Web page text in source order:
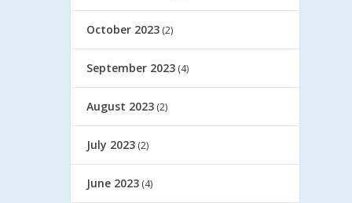
October 2023 (2)
September 2023 (4)
August 2023 (2)
July 2023 (2)
June 2023 (4)